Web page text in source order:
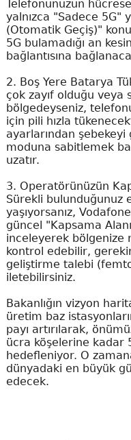
Telefonunuzun
yalnızca "Sadece 5G"
(Otomatik Geçiş)"
5G bulamadığı an
bağlantısına
2. Boş Yere Batarya
çok zayıf olduğu veya
bölgedeyseniz,
için pili hızla
ayarlarından
moduna sabitlemek
uzatır.
3. Operatörünüzün
Sürekli bulunduğunuz
yaşıyorsanız,
güncel "Kapsama
inceleyerek bölgenize
kontrol edebilir,
geliştirme talebi
iletebilirsiniz.
Bakanlığın vizyon
üretim baz
payı artırılarak,
ücra köşelerine kadar
hedefleniyor. O
dünyadaki en büyük
edecek.